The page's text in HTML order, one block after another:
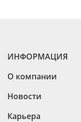
ИНФОРМАЦИЯ
О компании
Новости
Карьера